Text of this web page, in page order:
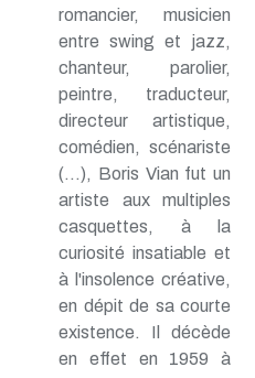
romancier, musicien
entre swing et jazz,
chanteur, parolier,
peintre, traducteur,
directeur artistique,
comédien, scénariste
(...), Boris Vian fut un
artiste aux multiples
casquettes, à la
curiosité insatiable et
à l'insolence créative,
en dépit de sa courte
existence. Il décède
en effet en 1959 à